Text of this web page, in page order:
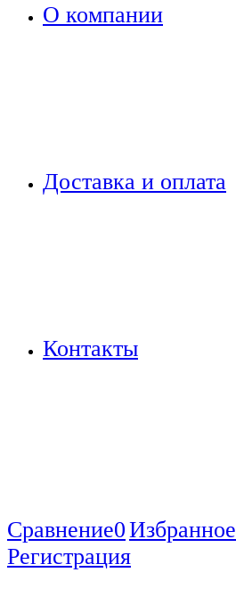
О компании
Доставка и оплата
Контакты
Сравнение0Избранное
Регистрация